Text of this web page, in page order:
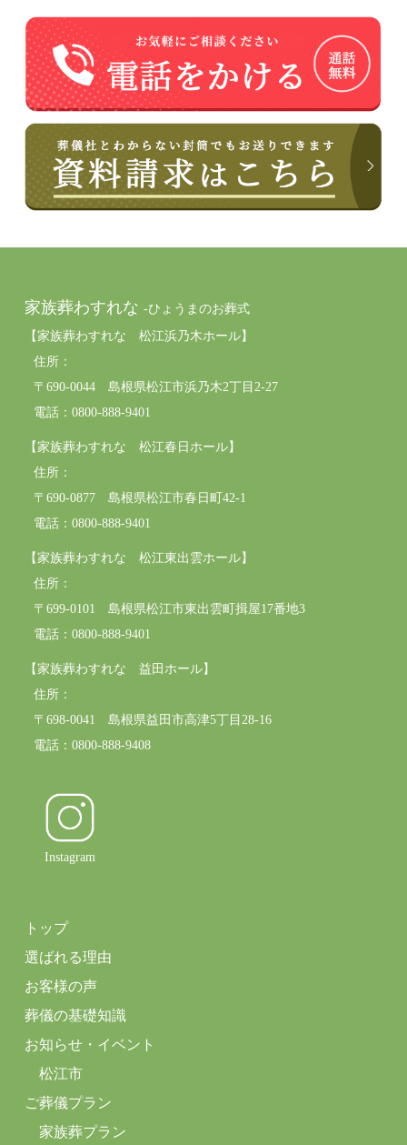
家族葬わすれな -ひょうまのお葬式
【家族葬わすれな 松江浜乃木ホール】
住所：
〒690-0044 島根県松江市浜乃木2丁目2-27
電話：0800-888-9401
【家族葬わすれな 松江春日ホール】
住所：
〒690-0877 島根県松江市春日町42-1
電話：0800-888-9401
【家族葬わすれな 松江東出雲ホール】
住所：
〒699-0101 島根県松江市東出雲町揖屋17番地3
電話：0800-888-9401
【家族葬わすれな 益田ホール】
住所：
〒698-0041 島根県益田市高津5丁目28-16
電話：0800-888-9408
Instagram
トップ
選ばれる理由
お客様の声
葬儀の基礎知識
お知らせ・イベント
松江市
ご葬儀プラン
家族葬プラン